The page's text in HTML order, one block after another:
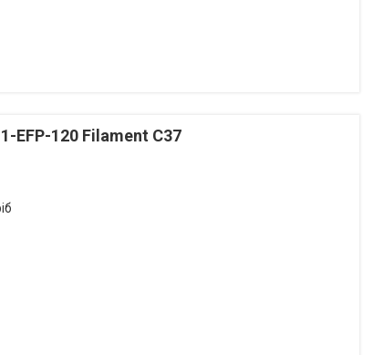
1-EFP-120 Filament С37